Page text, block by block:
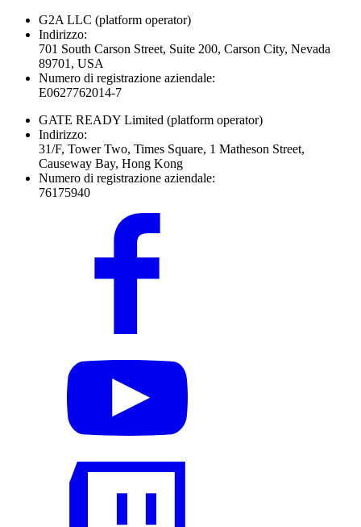
G2A LLC (platform operator)
Indirizzo:
701 South Carson Street, Suite 200, Carson City, Nevada
89701, USA
Numero di registrazione aziendale:
E0627762014-7
GATE READY Limited (platform operator)
Indirizzo:
31/F, Tower Two, Times Square, 1 Matheson Street,
Causeway Bay, Hong Kong
Numero di registrazione aziendale:
76175940